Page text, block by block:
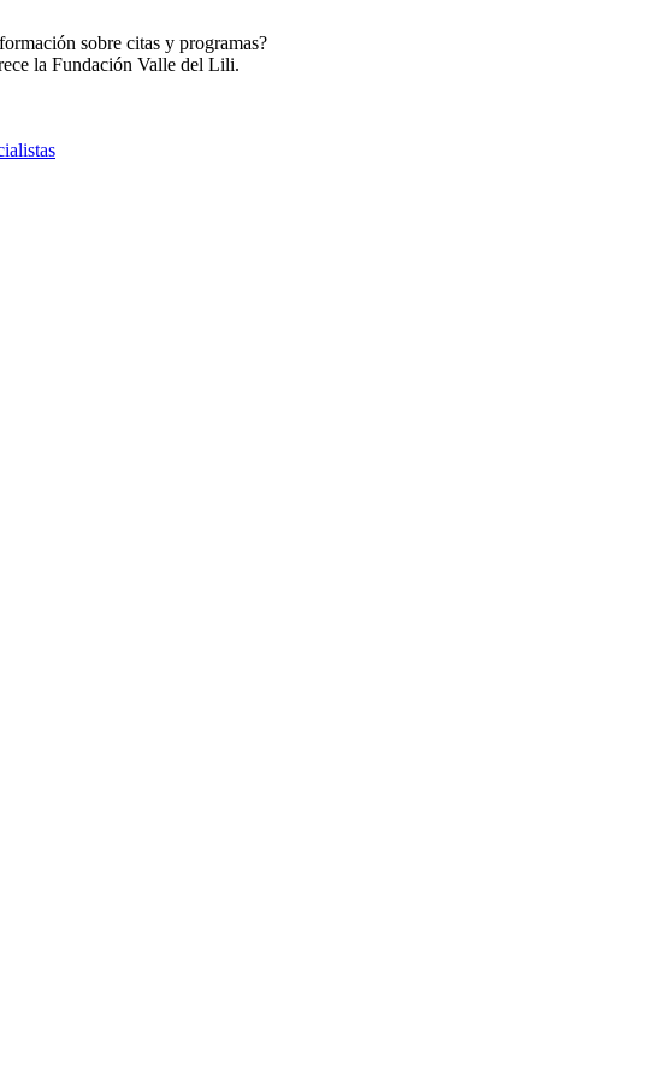
sobre citas y programas?
la Fundación Valle del Lili.